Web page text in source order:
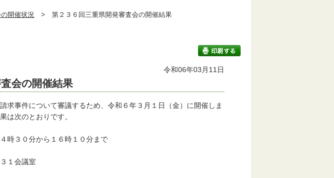
開催状況 > 第２３６回三重県開発審査会の開催結果
印刷する
令和06年03月11日
会の開催結果
求事件について審議するため、令和６年３月１日（金）に開催しま
は次のとおりです。
３０分から１６時１０分まで
１会議室